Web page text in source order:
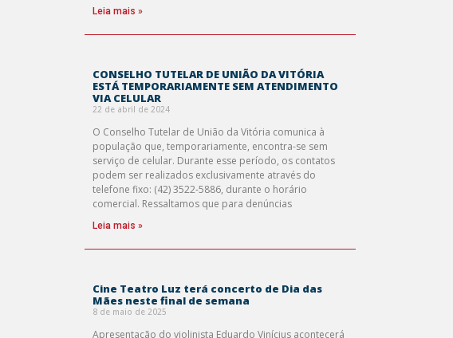
Leia mais »
CONSELHO TUTELAR DE UNIÃO DA VITÓRIA
ESTÁ TEMPORARIAMENTE SEM ATENDIMENTO
VIA CELULAR
22 de abril de 2024
O Conselho Tutelar de União da Vitória comunica à
população que, temporariamente, encontra-se sem
serviço de celular. Durante esse período, os contatos
podem ser realizados exclusivamente através do
telefone fixo: (42) 3522-5886, durante o horário
comercial. Ressaltamos que para denúncias
Leia mais »
Cine Teatro Luz terá concerto de Dia das
Mães neste final de semana
8 de maio de 2025
Apresentação do violinista Eduardo Vinícius acontecerá